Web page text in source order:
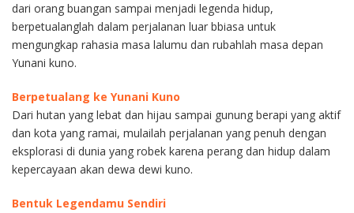
dari orang buangan sampai menjadi legenda hidup,
berpetualanglah dalam perjalanan luar bbiasa untuk
mengungkap rahasia masa lalumu dan rubahlah masa depan
Yunani kuno.
Berpetualang ke Yunani Kuno
Dari hutan yang lebat dan hijau sampai gunung berapi yang aktif
dan kota yang ramai, mulailah perjalanan yang penuh dengan
eksplorasi di dunia yang robek karena perang dan hidup dalam
kepercayaan akan dewa dewi kuno.
Bentuk Legendamu Sendiri